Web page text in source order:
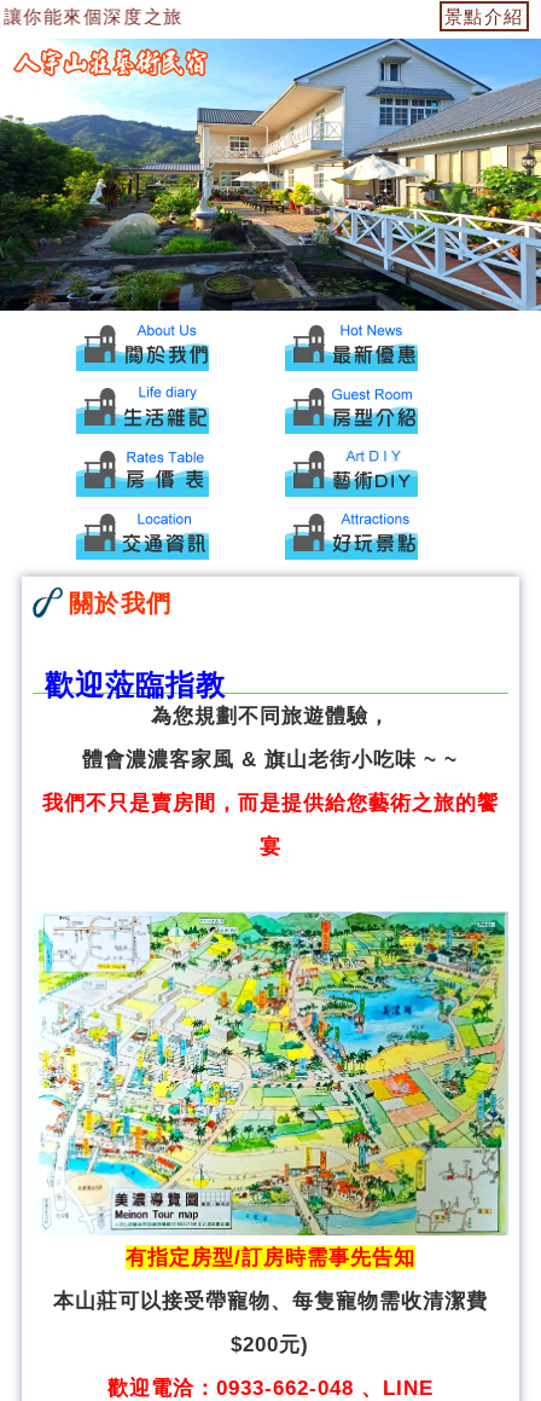
你能來個深度之旅 景點介紹
關於我們
歡迎蒞臨指教
為您規劃不同旅遊體驗，
體會濃濃客家風 & 旗山老街小吃味 ~ ~
我們不只是賣房間，而是提供給您藝術之旅的饗
宴
有指定房型/訂房時需事先告知
本山莊可以接受帶寵物、 每隻寵物需收清潔費
$200元)
歡迎電洽：0933-662-048 、LINE